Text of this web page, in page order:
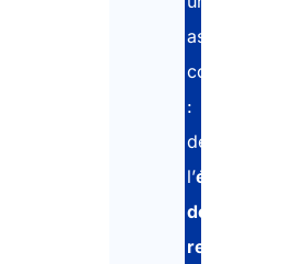
assistance
complète
:
de
l’évaluation
des
ressources